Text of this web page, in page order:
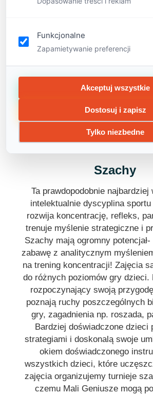
wyjaśniają dzieciom na czym
dzięki czemu lepiej przyswajają
materiał. Na naszych
przekonają się, że kinetyka,
hydrostatyka nie muszą
Szachy
Ta prawdopodobnie najbardziej
intelektualnie dyscyplina
rozwija koncentrację, refleks,
trenuje myślenie strategiczne i
Szachy mają ogromny potencjał-
zabawę z analitycznym
na trening koncentracji! Zajęcia
do różnych poziomów gry dzieci.
rozpoczynający swoją
poznają ruchy poszczególnych
gry, zagadnienia np. roszada,
Bardziej doświadczone dzieci
strategiami i doskonalą swoje
okiem doświadczonego
wszystkich dzieci, które
zajęcia organizujemy turnieje
czemu Mali Geniusze mogą
Funkcjonalne
Zapamietywanie preferencji
Akceptuj wszystkie
Dostosuj i zapisz
Tylko niezbedne